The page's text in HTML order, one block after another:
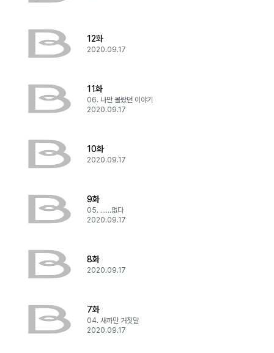
12화
2020.09.17
11화
06. 나만 몰랐던 이야기
2020.09.17
10화
2020.09.17
9화
05. ……없다
2020.09.17
8화
2020.09.17
7화
04. 새까만 거짓말
2020.09.17